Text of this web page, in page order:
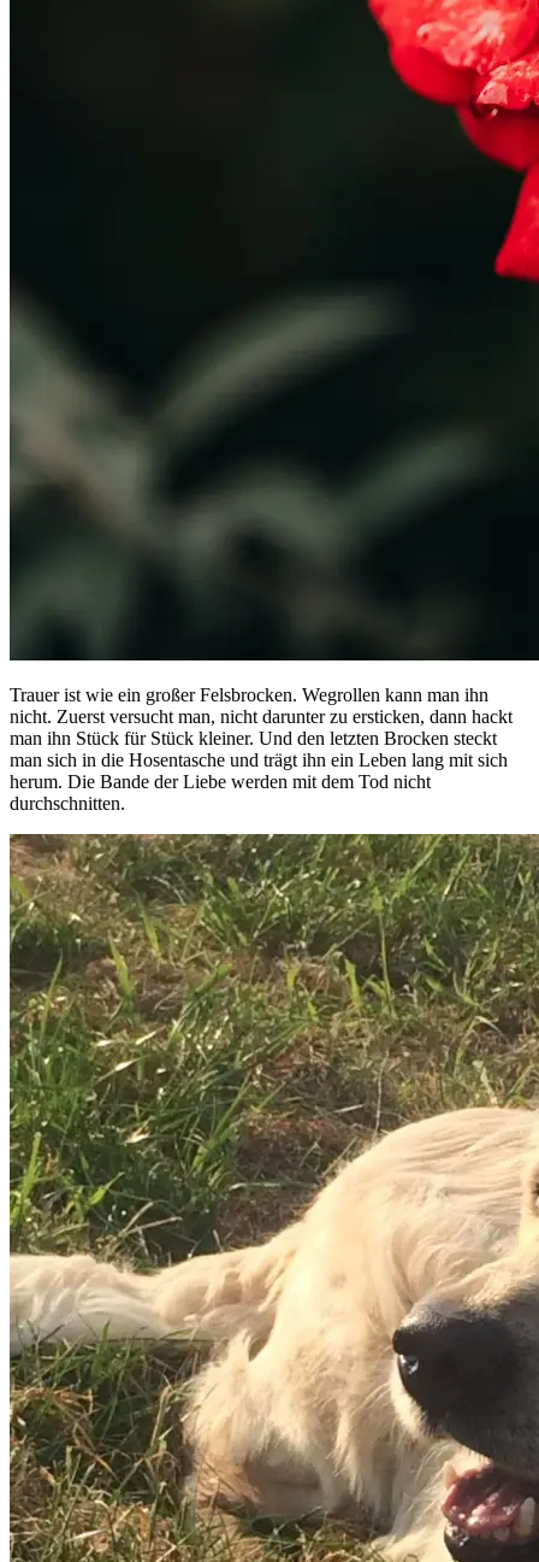
Trauer ist wie ein großer Felsbrocken. Wegrollen kann man ihn
nicht. Zuerst versucht man, nicht darunter zu ersticken, dann hackt
man ihn Stück für Stück kleiner. Und den letzten Brocken steckt
man sich in die Hosentasche und trägt ihn ein Leben lang mit sich
herum. Die Bande der Liebe werden mit dem Tod nicht
durchschnitten.